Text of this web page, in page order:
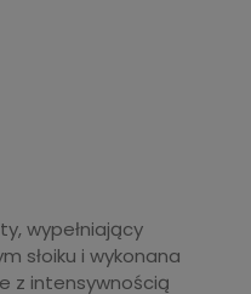
wypełniający
słoiku i wykonana
z intensywnością